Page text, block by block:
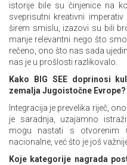
istorije bile su činjenice na
sveprisutni kreativni
širem smislu, izazovi su bili
manje relevantni nego što
rečeno, ono što nas sada
nas je u prošlosti razlikovalo.
Kako BIG SEE doprinosi
zemalja Jugoistočne Evrope?
Integracija je prevelika riječ,
je saradnja, uzajamno
mogu nastati s otvorenim
nacionalne, već što je još
Koje kategorije nagrada